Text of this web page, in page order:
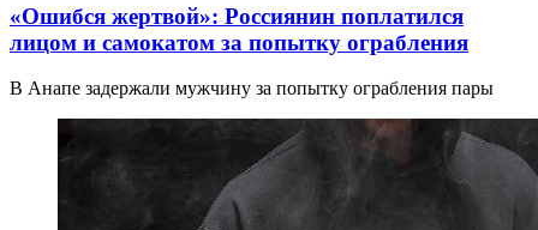
«Ошибся жертвой»: Россиянин поплатился
лицом и самокатом за попытку ограбления
В Анапе задержали мужчину за попытку ограбления пары